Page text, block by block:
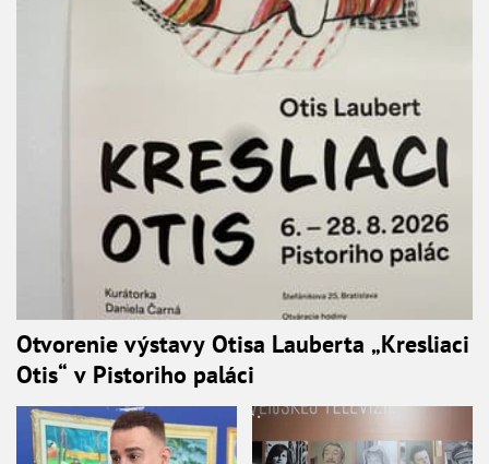
Otvorenie výstavy Otisa Lauberta „Kresliaci
Otis“ v Pistoriho paláci